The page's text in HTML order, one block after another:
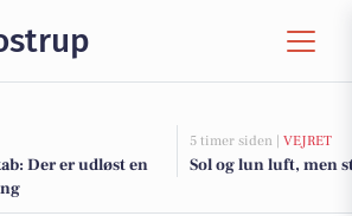
Der er udløst en
5 timer siden | VEJRET
Sol og lun luft, men